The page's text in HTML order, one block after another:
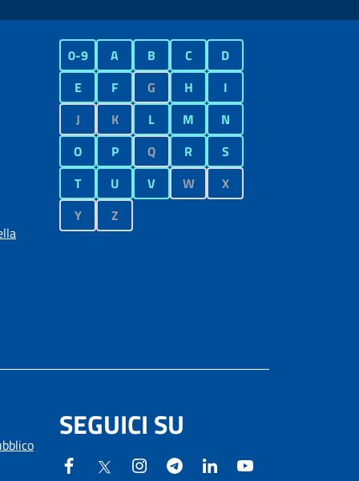
0-9 A B C
D
E
F G H
I
J
K L M
N
O
P Q R
S
T
U V W
X
Y
Z
SEGUICI SU